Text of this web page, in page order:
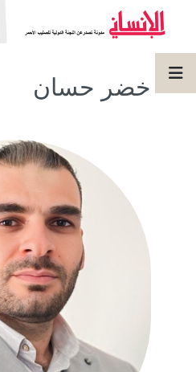
خضر حسان